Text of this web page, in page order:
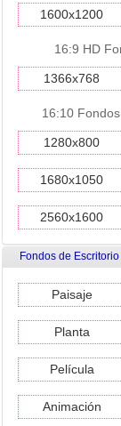
1600x1200
16:9 HD
1366x768
16:10
1280x800
1680x1050
2560x1600
Fondos de
Paisaje
Planta
Película
Animación